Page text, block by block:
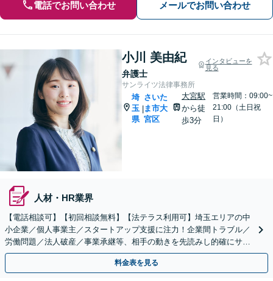
電話でお問い合わせ メールでお問い合わせ
小川 美由紀
弁護士
インタビューを
見る
サンライツ法律事務所
埼
玉
県
|
さいた
ま市大
宮区
大宮駅
から徒
歩3分
営業時間：09:00~
21:00（土日祝
日）
人材・HR業界
【電話相談可】【初回相談無料】【法テラス利用可】埼玉エリアの中
小企業／個人事業主／スタートアップ支援に注力！企業間トラブル／
労働問題／法人破産／事業承継等、相手の動きを先読みし的確にサポ
ート。顧問契約料は柔軟に調整【完全個室】【大宮駅3分】
料金表を見る